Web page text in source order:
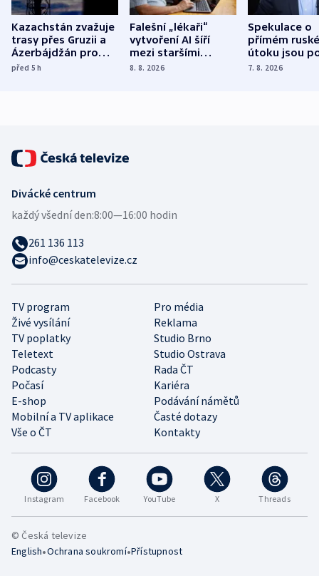
Kazachstán zvažuje
trasy přes Gruzii a
Ázerbájdžán pro
vývoz ropy do
před 5h
Falešní „lékaři“
vytvoření AI šíří
mezi staršími
Poláky nebezpečné
8. 8. 2026
Spekulace o
přímém
útoku jsou
míní
7. 8. 2026
Instagram Facebook YouTube X Threads
TV program
Pro média
Živé vysílání
Reklama
TV poplatky
Studio Brno
Teletext
Studio Ostrava
Podcasty
Rada ČT
Počasí
Kariéra
E-shop
Podávání námětů
Mobilní a TV aplikace
Časté dotazy
Vše o ČT
Kontakty
Divácké centrum
každý všední den:8:00—16:00 hodin
261 136 113
info@ceskatelevize.cz
© Česká televize
English•Ochrana soukromí•Přístupnost